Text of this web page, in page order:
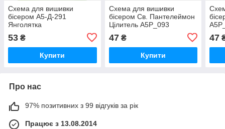
Схема для вишивки
бісером А5-Д-291
Янголятка
53 ₴
Купити
Схема для вишивки
бісером Св. Пантелеймон
Цілитель А5Р_093
47₴
Купити
47
Про нас
97% позитивних з 99 відгуків за рік
Працює з 13.08.2014